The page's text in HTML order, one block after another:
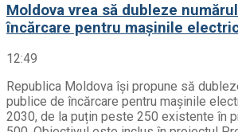
Moldova vrea să dubleze
încărcare pentru mașinile
12:49
Republica Moldova își propune să
publice de încărcare pentru mașinile
2030, de la puțin peste 250 existente în